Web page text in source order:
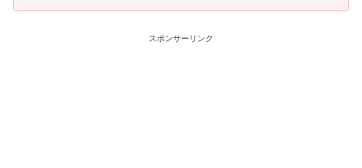
スポンサーリンク